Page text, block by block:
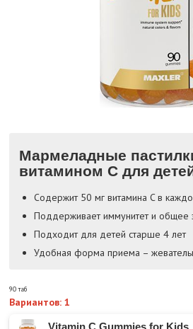
Мармеладные
витамином С для
Содержит 50 мг витамина C в
Поддерживает иммунитет и общее
Подходит для детей старше 4 лет
Удобная форма приема –
90 таб
Вариантов: 1